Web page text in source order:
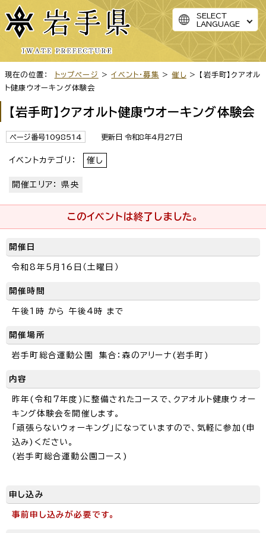
SELECT
LANGUAGE
現在の位置： トップページ >イベント・募集 >催し> 【岩手町】クアオル
ト健康ウオーキング体験会
【岩手町】クアオルト健康ウオーキング体験会
ページ番号1098514 更新日 令和8年4月27日
イベントカテゴリ： 催し
開催エリア： 県央
このイベントは終了しました。
開催日
令和8年5月16日（土曜日）
開催時間
午後1時 から 午後4時 まで
開催場所
岩手町総合運動公園 集合：森のアリーナ(岩手町)
内容
昨年(令和7年度)に整備されたコースで、クアオルト健康ウオー
キング体験会を開催します。
「頑張らないウォーキング」になっていますので、気軽に参加(申
込み)ください。
(岩手町総合運動公園コース)
申し込み
事前申し込みが必要です。